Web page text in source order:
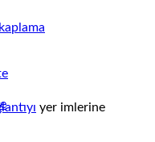
yer imlerine